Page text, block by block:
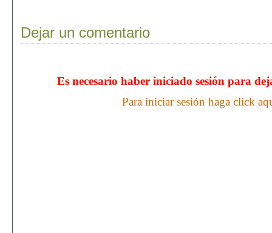
Dejar un comentario
Es necesario haber iniciado sesión para
Para iniciar sesión haga click